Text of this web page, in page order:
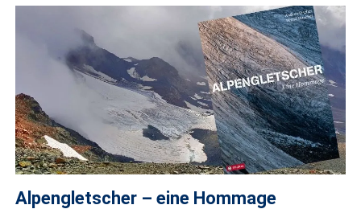
Alpengletscher – eine Hommage